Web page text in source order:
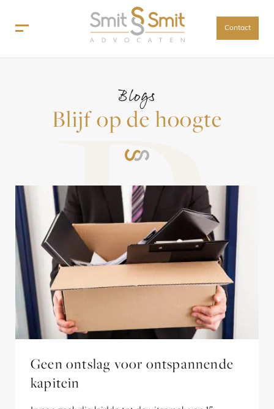
Contact
Blogs
Blijf op de hoogte
B
Geen ontslag voor ontspannende
kapitein